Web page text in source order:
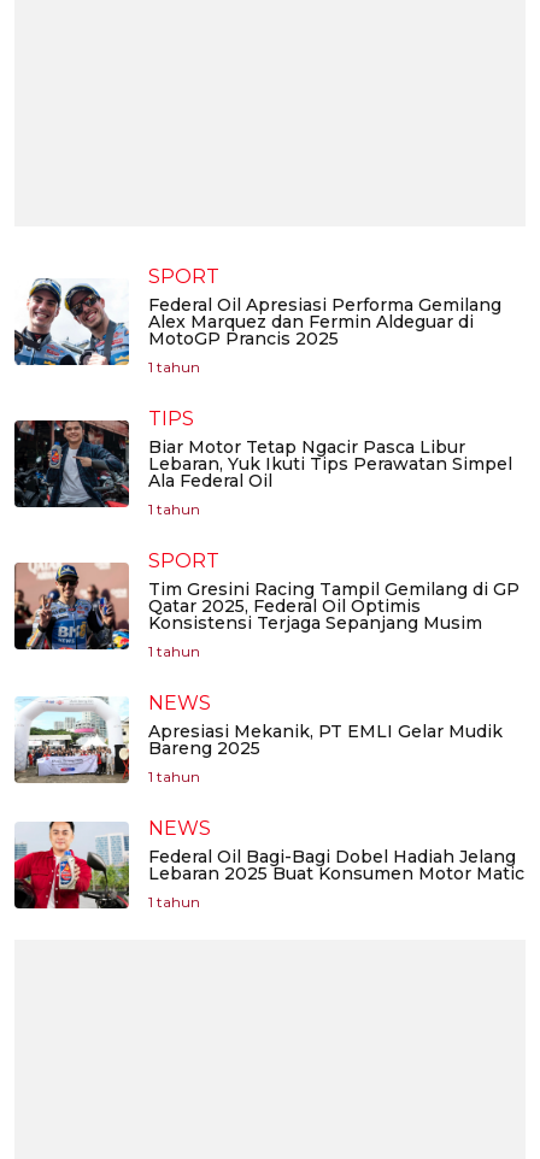
SPORT
Federal Oil Apresiasi Performa Gemilang
Alex Marquez dan Fermin Aldeguar di
MotoGP Prancis 2025
1 tahun
TIPS
Biar Motor Tetap Ngacir Pasca Libur
Lebaran, Yuk Ikuti Tips Perawatan Simpel
Ala Federal Oil
1 tahun
SPORT
Tim Gresini Racing Tampil Gemilang di GP
Qatar 2025, Federal Oil Optimis
Konsistensi Terjaga Sepanjang Musim
1 tahun
NEWS
Apresiasi Mekanik, PT EMLI Gelar Mudik
Bareng 2025
1 tahun
NEWS
Federal Oil Bagi-Bagi Dobel Hadiah Jelang
Lebaran 2025 Buat Konsumen Motor Matic
1 tahun